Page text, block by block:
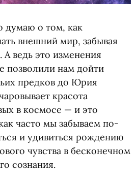
думаю о том, как
внешний мир, забывая
ведь это изменения
позволили нам дойти
предков до Юрия
красота
в космосе — и это
часто мы забываем по-
и удивиться рождению
чувства в бесконечном
сознания.